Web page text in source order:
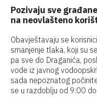
Pozivaju sve
na neovlašteno
Obavještavaju se
smanjenje tlaka, koji su
pa sve do Draganića,
vode iz javnog
sada nepoznatog
se u razdoblju od 9:00